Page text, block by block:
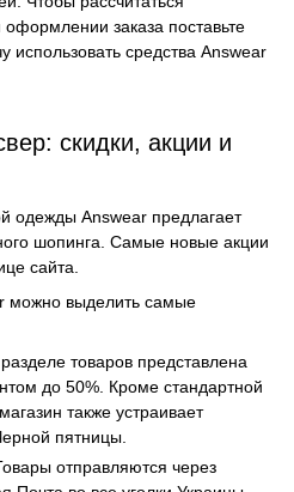
заказа поставьте
использовать средства Answear
скидки, акции и
одежды Answear предлагает
шопинга. Самые новые акции
сайта.
можно выделить самые
товаров представлена
до 50%. Кроме стандартной
также устраивает
пятницы.
отправляются через